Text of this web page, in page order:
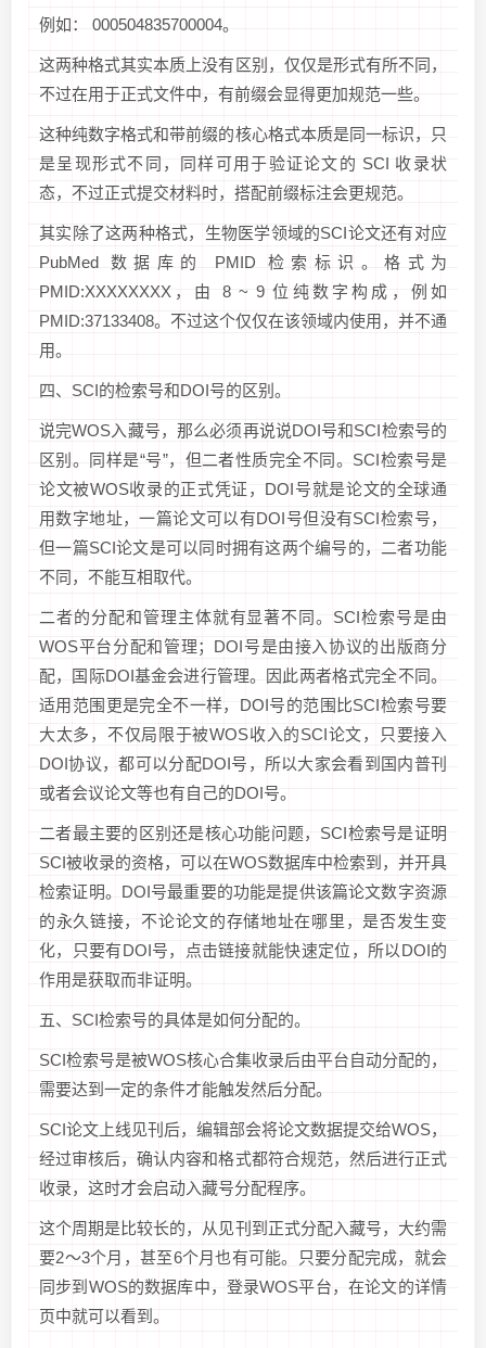
例如： 000504835700004。
这两种格式其实本质上没有区别，仅仅是形式有所不同，
不过在用于正式文件中，有前缀会显得更加规范一些。
这种纯数字格式和带前缀的核心格式本质是同一标识，只
是呈现形式不同，同样可用于验证论文的 SCI 收录状
态，不过正式提交材料时，搭配前缀标注会更规范。
其实除了这两种格式，生物医学领域的SCI论文还有对应
PubMed 数据库的 PMID 检索标识。格式为
PMID:XXXXXXXX，由 8 ~ 9 位纯数字构成，例如
PMID:37133408。不过这个仅仅在该领域内使用，并不通
用。
四、SCI的检索号和DOI号的区别。
说完WOS入藏号，那么必须再说说DOI号和SCI检索号的
区别。同样是“号”，但二者性质完全不同。SCI检索号是
论文被WOS收录的正式凭证，DOI号就是论文的全球通
用数字地址，一篇论文可以有DOI号但没有SCI检索号，
但一篇SCI论文是可以同时拥有这两个编号的，二者功能
不同，不能互相取代。
二者的分配和管理主体就有显著不同。SCI检索号是由
WOS平台分配和管理；DOI号是由接入协议的出版商分
配，国际DOI基金会进行管理。因此两者格式完全不同。
适用范围更是完全不一样，DOI号的范围比SCI检索号要
大太多，不仅局限于被WOS收入的SCI论文，只要接入
DOI协议，都可以分配DOI号，所以大家会看到国内普刊
或者会议论文等也有自己的DOI号。
二者最主要的区别还是核心功能问题，SCI检索号是证明
SCI被收录的资格，可以在WOS数据库中检索到，并开具
检索证明。DOI号最重要的功能是提供该篇论文数字资源
的永久链接，不论论文的存储地址在哪里，是否发生变
化，只要有DOI号，点击链接就能快速定位，所以DOI的
作用是获取而非证明。
五、SCI检索号的具体是如何分配的。
SCI检索号是被WOS核心合集收录后由平台自动分配的，
需要达到一定的条件才能触发然后分配。
SCI论文上线见刊后，编辑部会将论文数据提交给WOS，
经过审核后，确认内容和格式都符合规范，然后进行正式
收录，这时才会启动入藏号分配程序。
这个周期是比较长的，从见刊到正式分配入藏号，大约需
要2～3个月，甚至6个月也有可能。只要分配完成，就会
同步到WOS的数据库中，登录WOS平台，在论文的详情
页中就可以看到。